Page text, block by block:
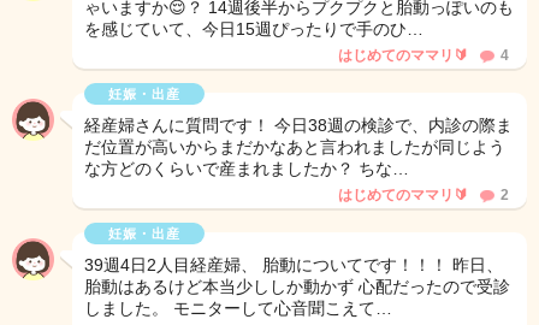
ゃいますか😌？ 14週後半からプクプクと胎動っぽいのも
を感じていて、今日15週ぴったりで手のひ…
はじめてのママリ🔰 4
妊娠・出産
経産婦さんに質問です！ 今日38週の検診で、内診の際ま
だ位置が高いからまだかなあと言われましたが同じよう
な方どのくらいで産まれましたか？ ちな…
はじめてのママリ🔰 2
妊娠・出産
39週4日2人目経産婦、 胎動についてです！！！ 昨日、
胎動はあるけど本当少ししか動かず 心配だったので受診
しました。 モニターして心音聞こえて…